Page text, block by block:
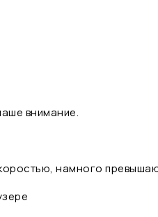
внимание.
намного